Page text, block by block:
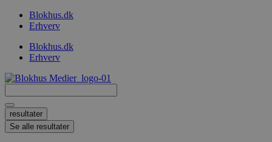
VidereBlokhus.dk
Erhverv
Blokhus.dk
Erhverv
...
resultater
Se alle resultater